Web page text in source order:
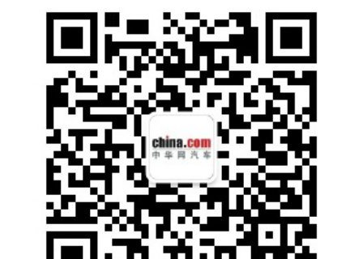
总编辑、汽车事业部总经理晏成，中国汽车流
通协会副秘书长罗磊、中国国际贸易促进委员
会汽车行业分会助理会长柴占祥，中国国际贸
易促进委员会汽车行业分会综合部主任、机械
汽车展览联合会副会长王军庆，同济大学汽车
学院教授、汽车安全技术研究所所长朱西产，
北京航空航天大学软件学院教授、国家智能网
联汽车创新中心云控技术/计算平台部技术总监